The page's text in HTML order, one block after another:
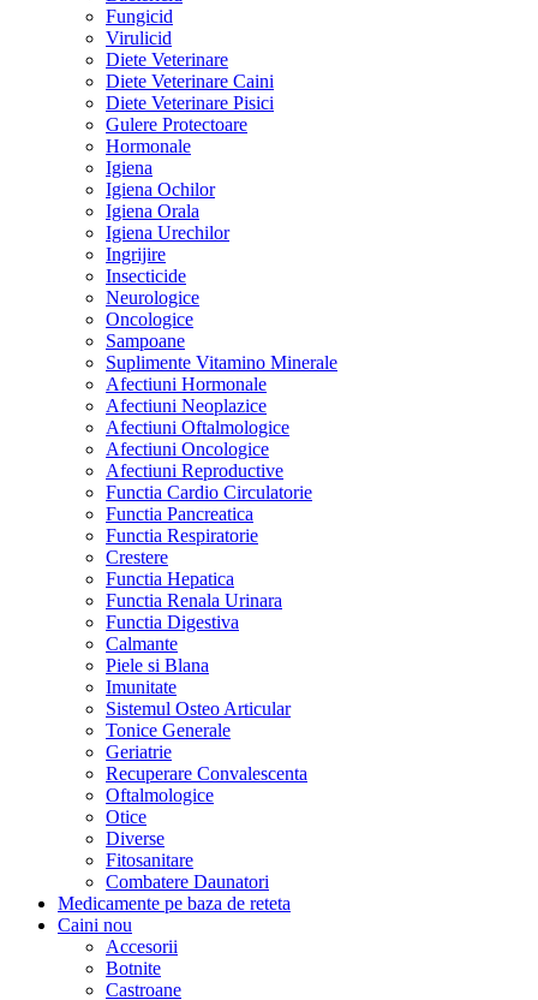
Fungicid
Virulicid
Diete Veterinare
Diete Veterinare Caini
Diete Veterinare Pisici
Gulere Protectoare
Hormonale
Igiena
Igiena Ochilor
Igiena Orala
Igiena Urechilor
Ingrijire
Insecticide
Neurologice
Oncologice
Sampoane
Suplimente Vitamino Minerale
Afectiuni Hormonale
Afectiuni Neoplazice
Afectiuni Oftalmologice
Afectiuni Oncologice
Afectiuni Reproductive
Functia Cardio Circulatorie
Functia Pancreatica
Functia Respiratorie
Crestere
Functia Hepatica
Functia Renala Urinara
Functia Digestiva
Calmante
Piele si Blana
Imunitate
Sistemul Osteo Articular
Tonice Generale
Geriatrie
Recuperare Convalescenta
Oftalmologice
Otice
Diverse
Fitosanitare
Combatere Daunatori
Medicamente pe baza de reteta
Caini nou
Accesorii
Botnite
Castroane